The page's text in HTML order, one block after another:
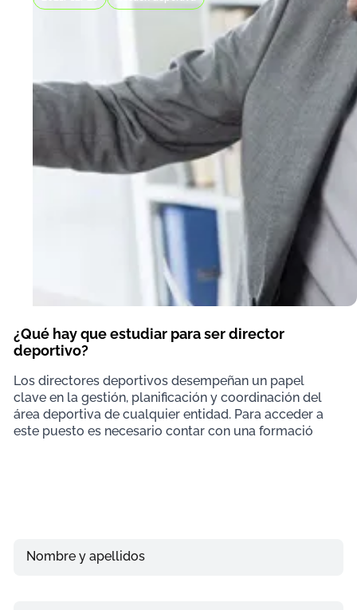
¿Qué hay que estudiar para ser director
deportivo?
Los directores deportivos desempeñan un papel
clave en la gestión, planificación y coordinación del
área deportiva de cualquier entidad. Para acceder a
este puesto es necesario contar con una formació
Nombre y apellidos